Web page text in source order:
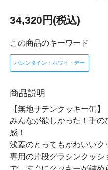
34,320円(税込)
この商品のキーワード
バレンタイン・ホワイトデー
商品説明
【無地サテンクッキー缶】
みんなが欲しかった！手
感！
浅蓋のとってもかわいいク
専用の片段グラシンクッ
で、すぐにクッキーが詰め